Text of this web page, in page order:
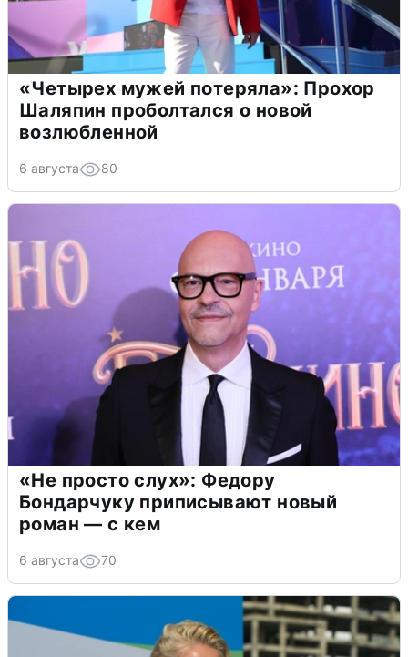
«Четырех мужей потеряла»: Прохор
Шаляпин проболтался о новой
возлюбленной
6 августа 80
«Не просто слух»: Федору
Бондарчуку приписывают новый
роман — с кем
6 августа 70